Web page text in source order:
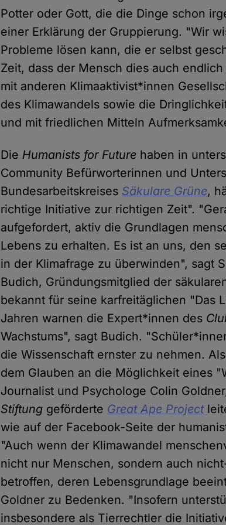
Potter oder Gott, die die Dinge schon
einer Erklärung der Gruppierung. "Wir
Probleme lösen kann, die er selbst
Zeit, dass der Mensch dies auch
mit anderen Klimaaktivist*innen
des Klimawandels sowie die
und mit friedlichen Mitteln
Die Humanists for Future haben in
Community Befürworterinnen und
Bundesarbeitskreises Säkulare Grüne,
richtige Initiative zur richtigen Zeit".
aufgefordert, aktiv die Grundlagen
Lebens zu erhalten. Es ist an uns, den
in der Klimafrage zu überwinden", sagt
Budich, Gründungsmitglied der
bekannt für seine karfreitäglichen "Das
Jahren warnen die Expert*innen des
Wachstums", sagt Budich.
die Wissenschaft ernster zu nehmen. Als
dem Glauben an die Möglichkeit eines
Journalist und Psychologe Colin
Stiftung geförderte Great Ape Project
wie auf der Facebook-Seite der
"Auch wenn der Klimawandel
nicht nur Menschen, sondern auch
betroffen, deren Lebensgrundlage
Goldner zu Bedenken. "Insofern
insbesondere als Tierrechtler die